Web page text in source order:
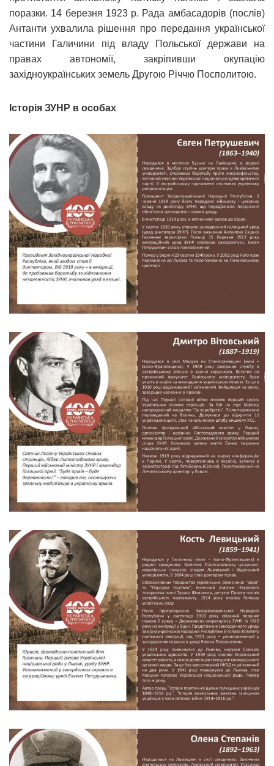
поразки. 14 березня 1923 р. Рада амбасадорів (послів)
Антанти ухвалила рішення про передання української
частини Галичини під владу Польської держави на
правах автономії, закріпивши окупацію
західноукраїнських земель Другою Річчю Посполитою.
Історія ЗУНР в особах